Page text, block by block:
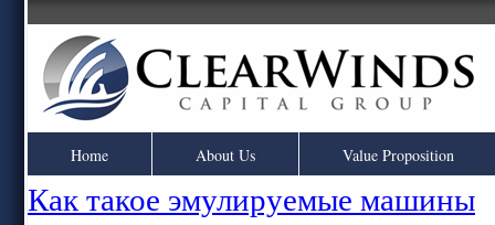
Home About Us Value Proposition
Как такое эмулируемые машины